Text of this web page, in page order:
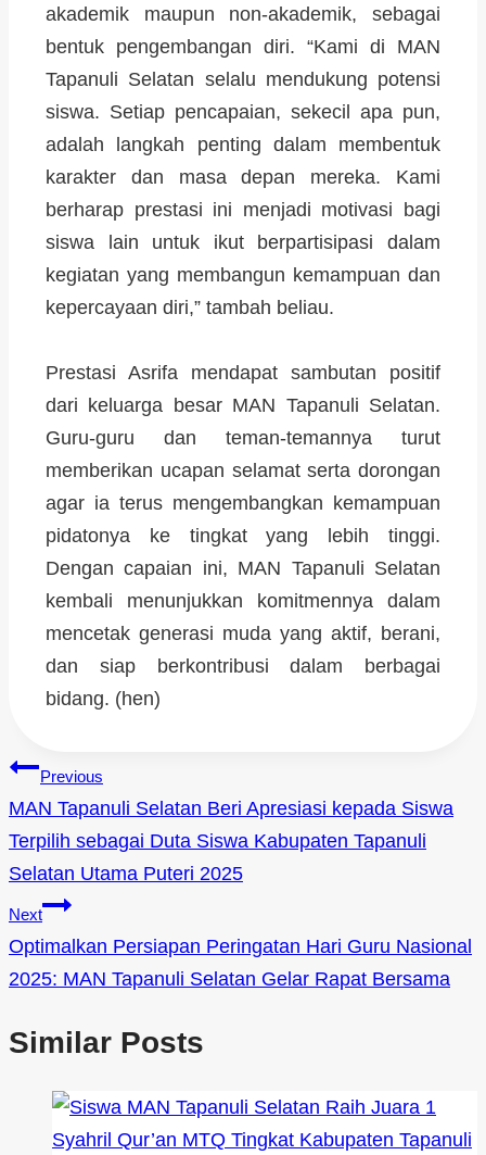
akademik maupun non-akademik, sebagai
bentuk pengembangan diri. “Kami di MAN
Tapanuli Selatan selalu mendukung potensi
siswa. Setiap pencapaian, sekecil apa pun,
adalah langkah penting dalam membentuk
karakter dan masa depan mereka. Kami
berharap prestasi ini menjadi motivasi bagi
siswa lain untuk ikut berpartisipasi dalam
kegiatan yang membangun kemampuan dan
kepercayaan diri,” tambah beliau.
Prestasi Asrifa mendapat sambutan positif
dari keluarga besar MAN Tapanuli Selatan.
Guru-guru dan teman-temannya turut
memberikan ucapan selamat serta dorongan
agar ia terus mengembangkan kemampuan
pidatonya ke tingkat yang lebih tinggi.
Dengan capaian ini, MAN Tapanuli Selatan
kembali menunjukkan komitmennya dalam
mencetak generasi muda yang aktif, berani,
dan siap berkontribusi dalam berbagai
bidang. (hen)
Previous
MAN Tapanuli Selatan Beri Apresiasi kepada Siswa
Terpilih sebagai Duta Siswa Kabupaten Tapanuli
Selatan Utama Puteri 2025
Next
Optimalkan Persiapan Peringatan Hari Guru Nasional
2025: MAN Tapanuli Selatan Gelar Rapat Bersama
Similar Posts